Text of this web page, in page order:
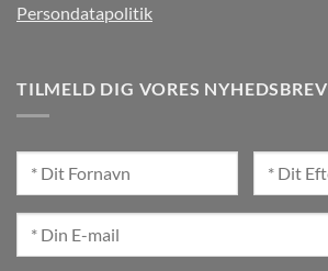
Persondatapolitik
TILMELD DIG VORES NYHEDSBREV